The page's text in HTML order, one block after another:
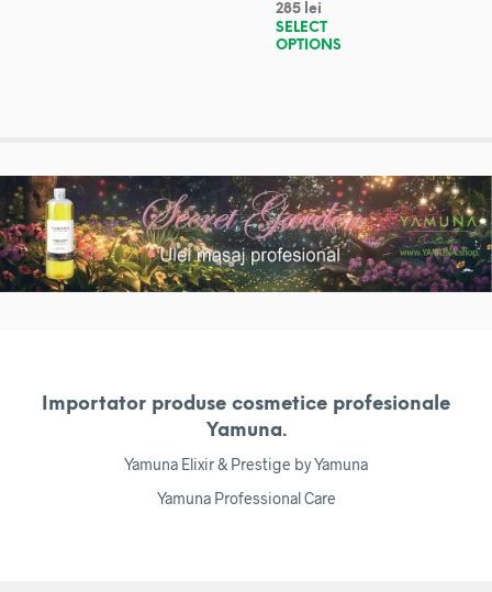
285 lei
SELECT
OPTIONS
Importator produse cosmetice profesionale
Yamuna.
Yamuna Elixir & Prestige by Yamuna
Yamuna Professional Care